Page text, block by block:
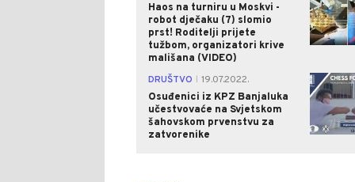
Haos na turniru u Moskvi -
robot dječaku (7) slomio
prst! Roditelji prijete
tužbom, organizatori krive
mališana (VIDEO)
DRUŠTVO
19.07.2022.
Osuđenici iz KPZ Banjaluka
učestvovaće na Svjetskom
šahovskom prvenstvu za
zatvorenike